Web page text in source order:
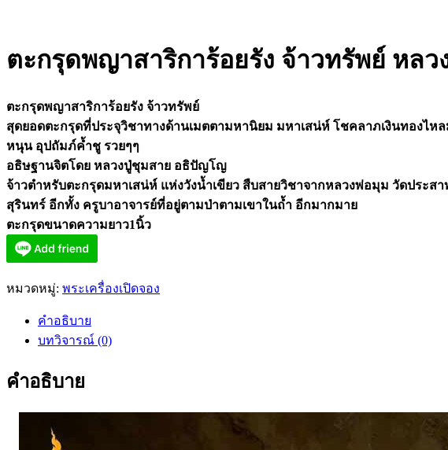
ตะกรุดพญาสาริการ้อยรัง จ้าวทรัพย์ หลว
ตะกรุดพญาสาริการ้อยรัง จ้าวทรัพย์
สุดยอดตะกรุดที่ประจุวิชาทางด้านเมตตามหานิยม มหาเสน่ห์ โชคลาภเงินทองไหล
หนุน อุปถัมภ์ค้ำชู รวยๆๆ
อธิษฐานจิตโดย หลวงปู่ชุมสาย อธิปัญโญ
จ้าวตำหรับตะกรุดมหาเสน่ห์ แห่งวังน้ำเขียว สืบสายวิชาจากหลวงพ่อมุม วัดประส
สุรินทร์ อีกทั้ง ครูบาอาจารย์ที่อยู่ตามป่าตามเขาในถ้ำ อีกมากมาย
ตะกรุดขนาดความยาว1นิ้ว
หมวดหมู่: พระเครื่องเปิดจอง
คำอธิบาย
บทวิจารณ์ (0)
คำอธิบาย